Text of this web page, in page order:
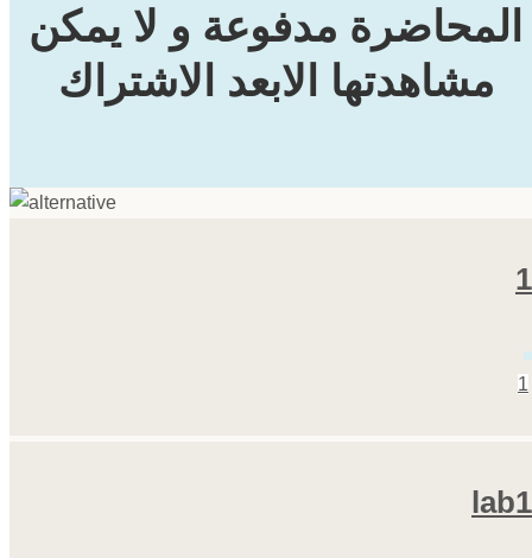
المحاضرة مدفوعة و لا يمكن
مشاهدتها الابعد الاشتراك
1
1
lab1